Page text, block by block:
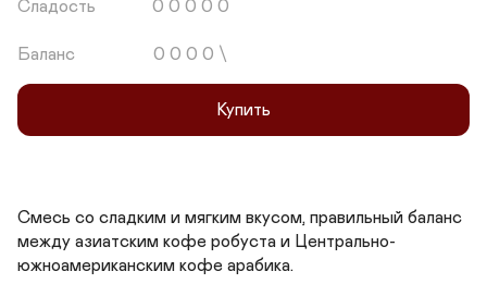
Сладость             0 0 0 0 0
Баланс                  0 0 0 0 \
Купить
Смесь со сладким и мягким вкусом, правильный баланс
между азиатским кофе робуста и Центрально-
южноамериканским кофе арабика.